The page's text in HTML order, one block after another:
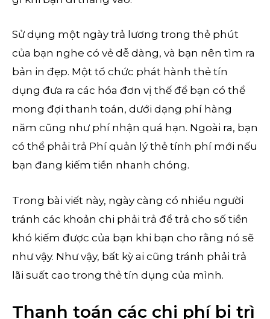
Sử dụng một ngày trả lương trong thẻ phút
của bạn nghe có vẻ dễ dàng, và bạn nên tìm ra
bản in đẹp. Một tổ chức phát hành thẻ tín
dụng đưa ra các hóa đơn vị thế để bạn có thể
mong đợi thanh toán, dưới dạng phí hàng
năm cũng như phí nhận quá hạn. Ngoài ra, bạn
có thể phải trả Phí quản lý thẻ tính phí mới nếu
bạn đang kiếm tiền nhanh chóng.
Trong bài viết này, ngày càng có nhiều người
tránh các khoản chi phải trả để trả cho số tiền
khó kiếm được của bạn khi bạn cho rằng nó sẽ
như vậy. Như vậy, bất kỳ ai cũng tránh phải trả
lãi suất cao trong thẻ tín dụng của mình.
Thanh toán các chi phí bị trì